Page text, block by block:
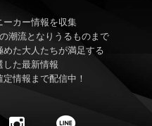
ーカー情報を収集
潮流となりうるものまで
た大人たちが満足する
した最新情報
情報まで配信中！